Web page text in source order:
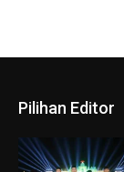
Pilihan Editor